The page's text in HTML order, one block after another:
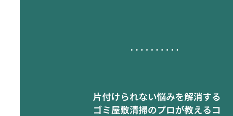
片付けられない悩みを解消する
ゴミ屋敷清掃のプロが教えるコ